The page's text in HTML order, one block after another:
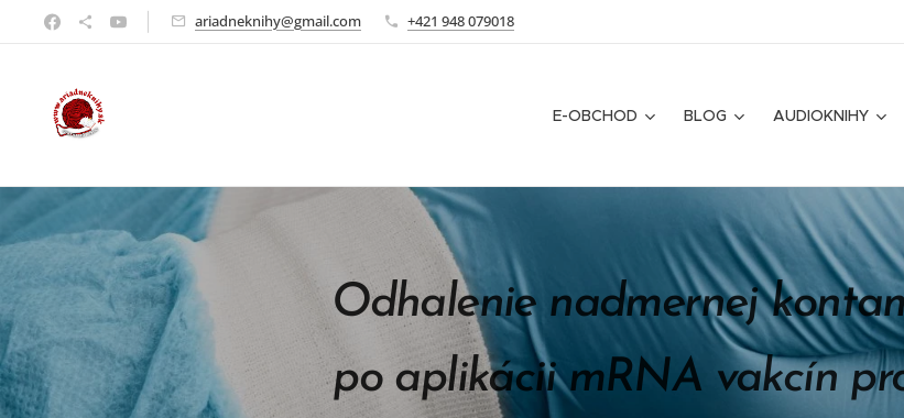
ariadneknihy@gmail.com +421 948 079018
E-OBCHOD BLOG AUDIOKNIHY
Odhalenie nadmernej
po aplikácii mRNA vakcín